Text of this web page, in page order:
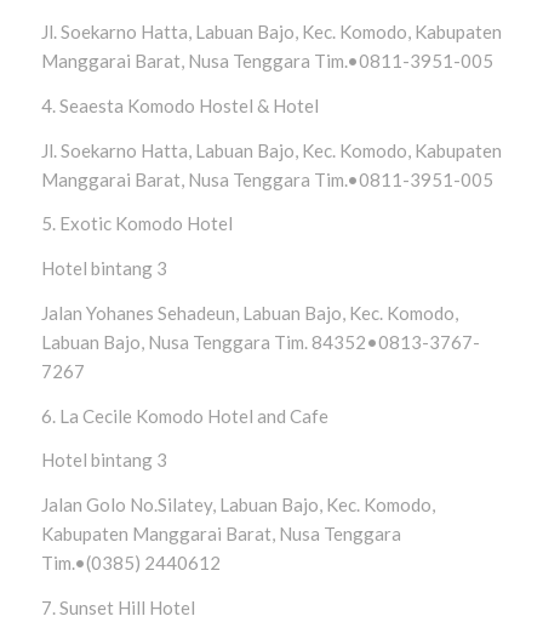
Jl. Soekarno Hatta, Labuan Bajo, Kec. Komodo, Kabupaten
Manggarai Barat, Nusa Tenggara Tim.•0811-3951-005
4. Seaesta Komodo Hostel & Hotel
Jl. Soekarno Hatta, Labuan Bajo, Kec. Komodo, Kabupaten
Manggarai Barat, Nusa Tenggara Tim.•0811-3951-005
5. Exotic Komodo Hotel
Hotel bintang 3
Jalan Yohanes Sehadeun, Labuan Bajo, Kec. Komodo,
Labuan Bajo, Nusa Tenggara Tim. 84352•0813-3767-
7267
6. La Cecile Komodo Hotel and Cafe
Hotel bintang 3
Jalan Golo No.Silatey, Labuan Bajo, Kec. Komodo,
Kabupaten Manggarai Barat, Nusa Tenggara
Tim.•(0385) 2440612
7. Sunset Hill Hotel